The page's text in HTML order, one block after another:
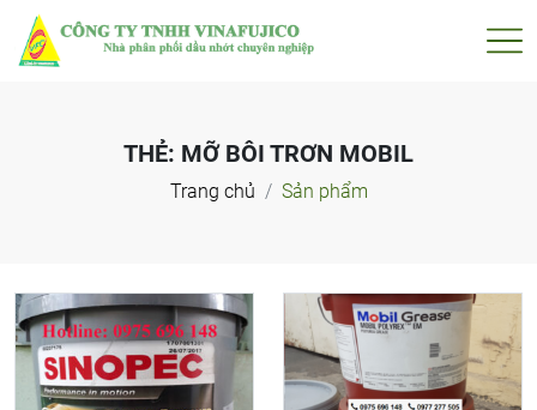
THẺ: MỠ BÔI TRƠN MOBIL
Trang chủ Sản phẩm